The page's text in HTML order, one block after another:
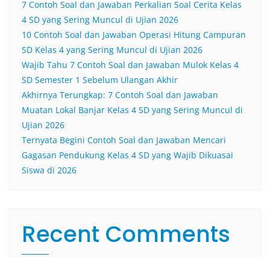
7 Contoh Soal dan Jawaban Perkalian Soal Cerita Kelas
4 SD yang Sering Muncul di Ujian 2026
10 Contoh Soal dan Jawaban Operasi Hitung Campuran
SD Kelas 4 yang Sering Muncul di Ujian 2026
Wajib Tahu 7 Contoh Soal dan Jawaban Mulok Kelas 4
SD Semester 1 Sebelum Ulangan Akhir
Akhirnya Terungkap: 7 Contoh Soal dan Jawaban
Muatan Lokal Banjar Kelas 4 SD yang Sering Muncul di
Ujian 2026
Ternyata Begini Contoh Soal dan Jawaban Mencari
Gagasan Pendukung Kelas 4 SD yang Wajib Dikuasai
Siswa di 2026
Recent Comments